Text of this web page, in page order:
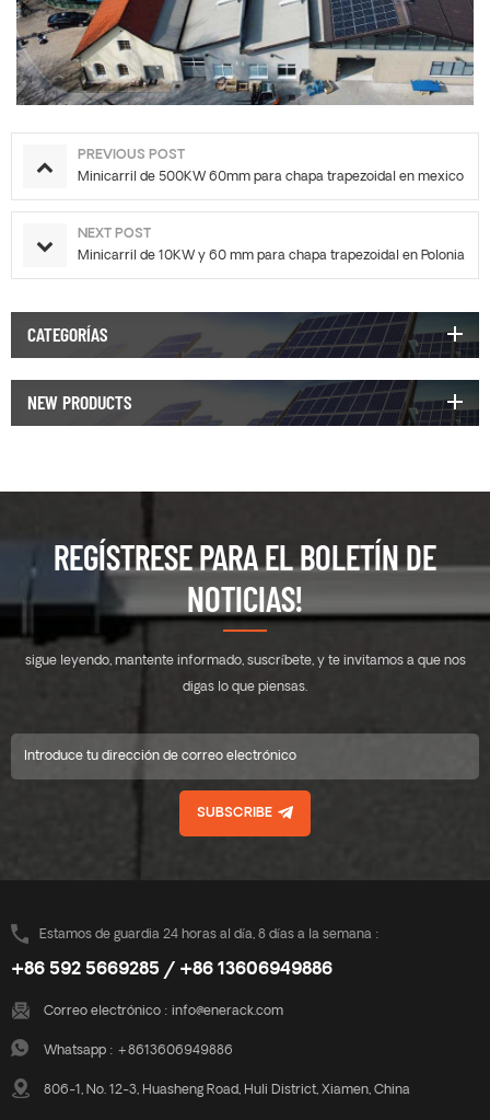
PREVIOUS POST
Minicarril de 500KW 60mm para chapa trapezoidal en mexico
NEXT POST
Minicarril de 10KW y 60 mm para chapa trapezoidal en Polonia
CATEGORÍAS
NEW PRODUCTS
REGÍSTRESE PARA EL BOLETÍN DE
NOTICIAS!
sigue leyendo, mantente informado, suscríbete, y te invitamos a que nos
digas lo que piensas.
SUBSCRIBE
Estamos de guardia 24 horas al día, 8 días a la semana :
+86 592 5669285 / +86 13606949886
Correo electrónico : info@enerack.com
Whatsapp : +8613606949886
806-1, No. 12-3, Huasheng Road, Huli District, Xiamen, China